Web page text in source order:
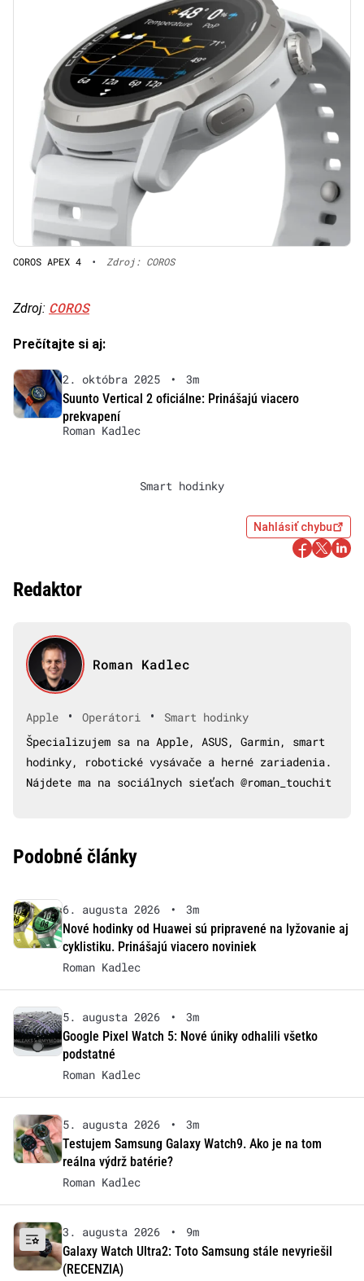
COROS APEX 4 • Zdroj: COROS
Zdroj: COROS
Prečítajte si aj:
2. októbra 2025 •
3m
Suunto Vertical 2 oficiálne: Prinášajú viacero
prekvapení
Roman Kadlec
Smart hodinky
Nahlásiť chybu
Redaktor
Roman Kadlec
Apple • Operátori •
Smart hodinky
Špecializujem sa na Apple, ASUS, Garmin, smart
hodinky, robotické vysávače a herné zariadenia.
Nájdete ma na sociálnych sieťach @roman_touchit
Podobné články
6. augusta 2026 •
3m
Nové hodinky od Huawei sú pripravené na lyžovanie aj
cyklistiku. Prinášajú viacero noviniek
Roman Kadlec
5. augusta 2026 •
3m
Google Pixel Watch 5: Nové úniky odhalili všetko
podstatné
Roman Kadlec
5. augusta 2026 •
3m
Testujem Samsung Galaxy Watch9. Ako je na tom
reálna výdrž batérie?
Roman Kadlec
3. augusta 2026 •
9m
Galaxy Watch Ultra2: Toto Samsung stále nevyriešil
(RECENZIA)